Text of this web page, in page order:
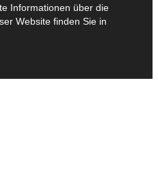
Informationen über die
Website finden Sie in